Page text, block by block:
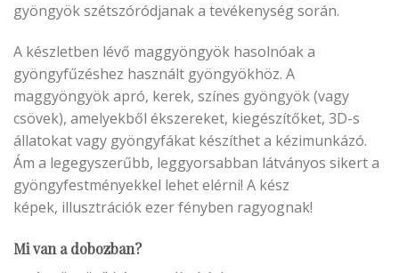
gyöngyök szétszóródjanak a tevékenység során.
A készletben lévő maggyöngyök hasolnóak a
gyöngyfűzéshez használt gyöngyökhöz. A
maggyöngyök apró, kerek, színes gyöngyök (vagy
csövek), amelyekből ékszereket, kiegészítőket, 3D-s
állatokat vagy gyöngyfákat készíthet a kézimunkázó.
Ám a legegyszerűbb, leggyorsabban látványos sikert a
gyöngyfestményekkel lehet elérni! A kész
képek, illusztrációk ezer fényben ragyognak!
Mi van a dobozban?